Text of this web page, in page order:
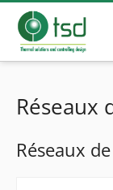
Réseaux
Réseaux